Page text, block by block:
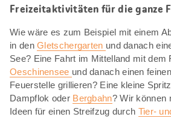
Freizeitaktivitäten für die ganze
Wie wäre es zum Beispiel mit einem
in denGletschergarten und danach
See? Eine Fahrt im Mittelland mit dem
Oeschinensee und danach einen
Feuerstelle grillieren? Eine kleine
Dampflok oder Bergbahn? Wir können
Ideen für einen Streifzug durch Tier-